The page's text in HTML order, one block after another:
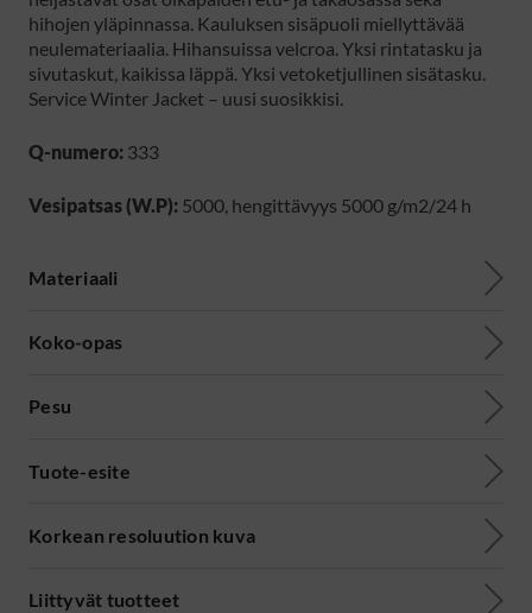
hihojen yläpinnassa. Kauluksen sisäpuoli miellyttävää
neulemateriaalia. Hihansuissa velcroa. Yksi rintatasku ja
sivutaskut, kaikissa läppä. Yksi vetoketjullinen sisätasku.
Service Winter Jacket – uusi suosikkisi.
Q-numero: 333
Vesipatsas (W.P): 5000, hengittävyys 5000 g/m2/24 h
Materiaali
Koko-opas
Pesu
Tuote-esite
Korkean resoluution kuva
Liittyvät tuotteet